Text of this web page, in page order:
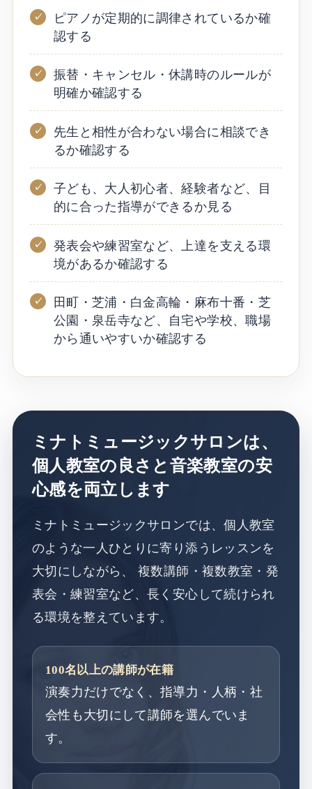
ピアノが定期的に調律されているか確
認する
振替・キャンセル・休講時のルールが
明確か確認する
先生と相性が合わない場合に相談でき
るか確認する
子ども、大人初心者、経験者など、目
的に合った指導ができるか見る
発表会や練習室など、上達を支える環
境があるか確認する
田町・芝浦・白金高輪・麻布十番・芝
公園・泉岳寺など、自宅や学校、職場
から通いやすいか確認する
ミナトミュージックサロンは、
個人教室の良さと音楽教室の安
心感を両立します
ミナトミュージックサロンでは、個人教室
のような一人ひとりに寄り添うレッスンを
大切にしながら、 複数講師・複数教室・発
表会・練習室など、長く安心して続けられ
る環境を整えています。
100名以上の講師が在籍
演奏力だけでなく、指導力・人柄・社
会性も大切にして講師を選んでいま
す。